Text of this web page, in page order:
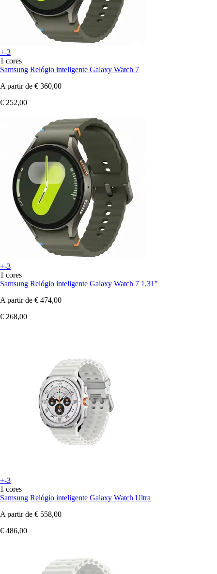
+-3
1 cores
Samsung Relógio inteligente Galaxy Watch 7
A partir de € 360,00
€ 252,00
+-3
1 cores
Samsung Relógio inteligente Galaxy Watch 7 1,31"
A partir de € 474,00
€ 268,00
+-3
1 cores
Samsung Relógio inteligente Galaxy Watch Ultra
A partir de € 558,00
€ 486,00